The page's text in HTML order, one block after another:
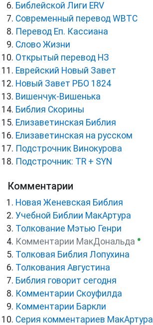
Библейской Лиги ERV
Cовременный перевод WBTC
Перевод Еп. Кассиана
Слово Жизни
Открытый перевод НЗ
Еврейский Новый Завет
Новый Завет РБО 1824
Вишенчук-Вишенька
Библия Скорины
Елизаветинская Библия
Елизаветинская на русском
Подстрочник Винокурова
Подстрочник: TR + SYN
Комментарии
Новая Женевская Библия
Учебной Библии МакАртура
Толкование Мэтью Генри
Комментарии МакДональда ●
Толковая Библия Лопухина
Толкования Августина
Библия говорит сегодня
Комментарии Скоуфилда
Комментарии Баркли
Серия комментариев МакАртура